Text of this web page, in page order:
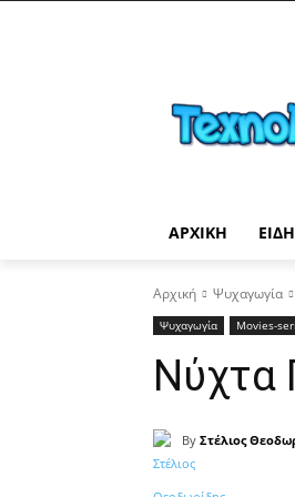
ΑΡΧΙΚΉ
Αρχική Ψυχαγωγία
Ψυχαγωγία Movies-
Νύχτα
By Στέλιος